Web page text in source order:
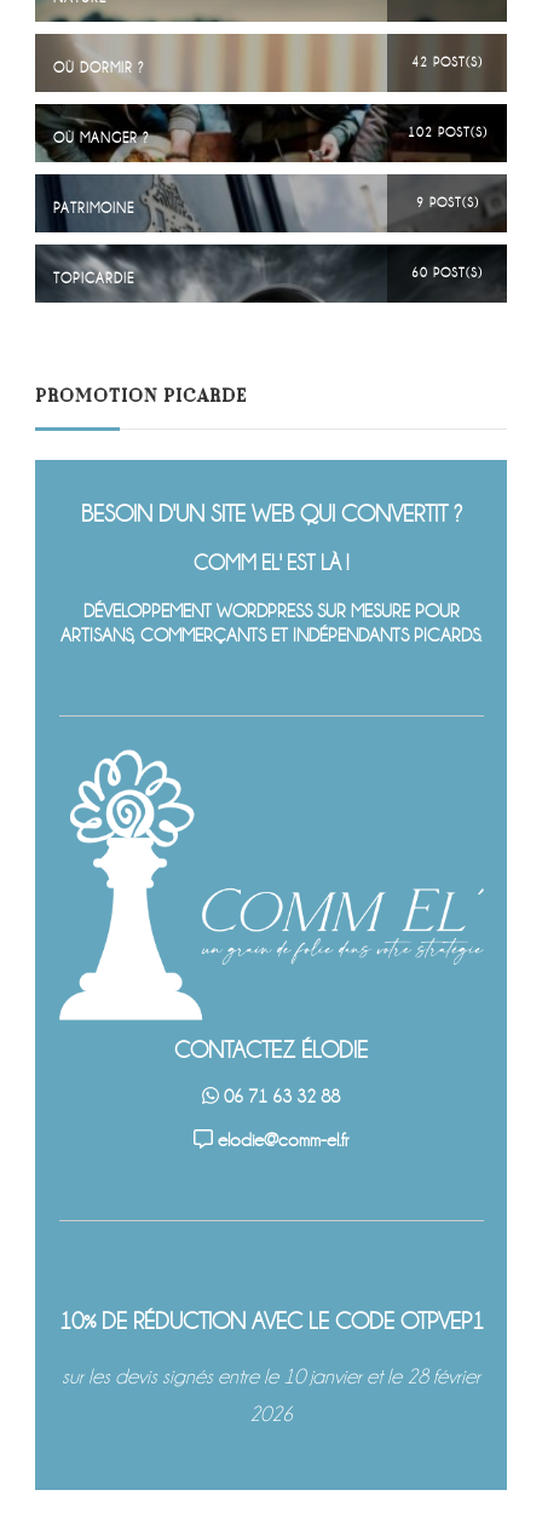
OÙ DORMIR ? 42 POST(S)
OÙ MANGER ? 102 POST(S)
PATRIMOINE 9 POST(S)
TOPICARDIE 60 POST(S)
PROMOTION PICARDE
BESOIN D'UN SITE WEB QUI CONVERTIT ?
COMM EL' EST LÀ !
DÉVELOPPEMENT WORDPRESS SUR MESURE POUR
ARTISANS, COMMERÇANTS ET INDÉPENDANTS PICARDS.
CONTACTEZ ÉLODIE
06 71 63 32 88
elodie@comm-el.fr
10% DE RÉDUCTION AVEC LE CODE OTPVEP1
sur les devis signés entre le 10 janvier et le 28 février
2026